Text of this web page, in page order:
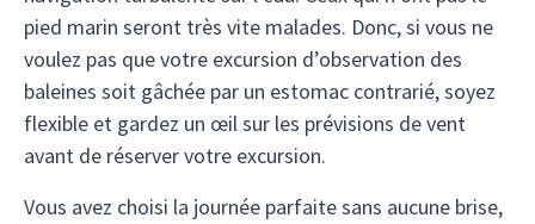
pied marin seront très vite malades. Donc, si vous ne
voulez pas que votre excursion d’observation des
baleines soit gâchée par un estomac contrarié, soyez
flexible et gardez un œil sur les prévisions de vent
avant de réserver votre excursion.
Vous avez choisi la journée parfaite sans aucune brise,